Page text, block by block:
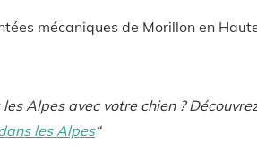
mécaniques de Morillon en
Alpes avec votre chien ?
les Alpes“